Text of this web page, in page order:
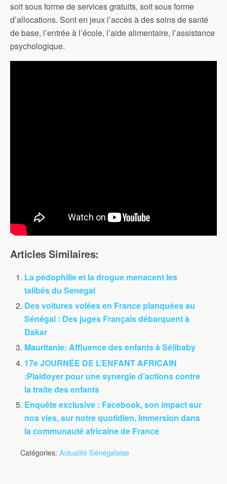
soit sous forme de services gratuits, soit sous forme
d’allocations. Sont en jeux l’accès à des soins de santé
de base, l’entrée à l’école, l’aide alimentaire, l’assistance
psychologique.
Articles Similaires:
La pédophilie et la drogue menacent les
talibés du Senegal
Des voitures volées en France planquées au
Sénégal : Des juges Français débarquent à
Dakar
Mauritanie: Affluence des enfants à Sélibaby
17e JOURNÉE DE L’ENFANT AFRICAIN
:Plaidoyer pour une synergie d’actions contre
la traite des enfants
Enquête exclusive : Facebook, son impact sur
nos vies, sur notre quotidien. Immersion dans
la communauté africaine de France
Catégories: Actualité Sénégalaise